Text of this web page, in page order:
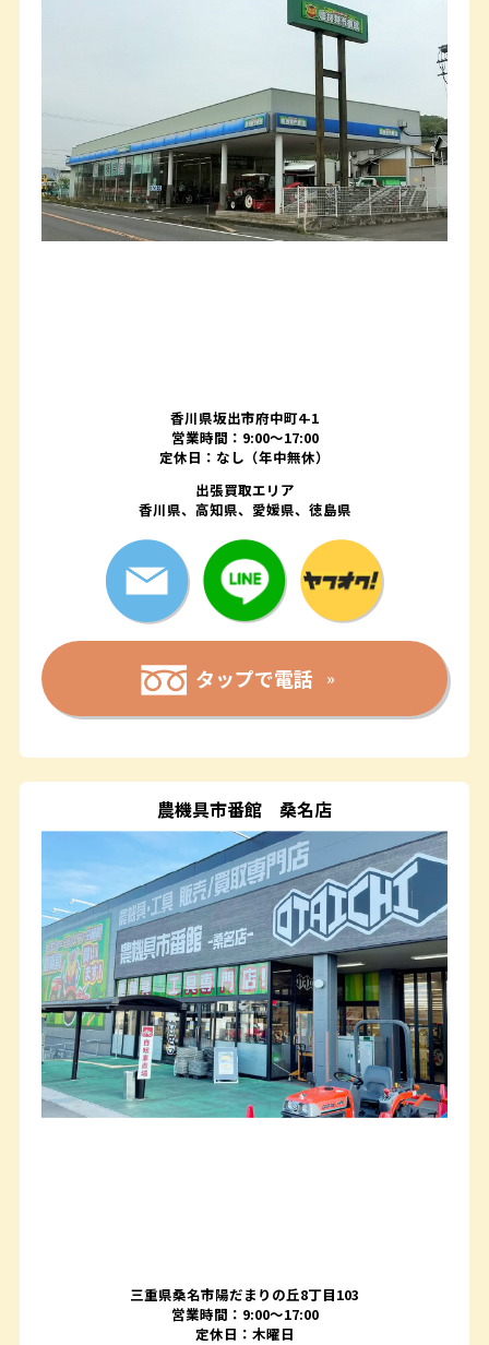
香川県坂出市府中町4-1
営業時間：9:00～17:00
定休日：なし（年中無休）
出張買取エリア
香川県、高知県、愛媛県、徳島県
タップで電話
農機具市番館 桑名店
三重県桑名市陽だまりの丘8丁目103
営業時間：9:00〜17:00
定休日：木曜日